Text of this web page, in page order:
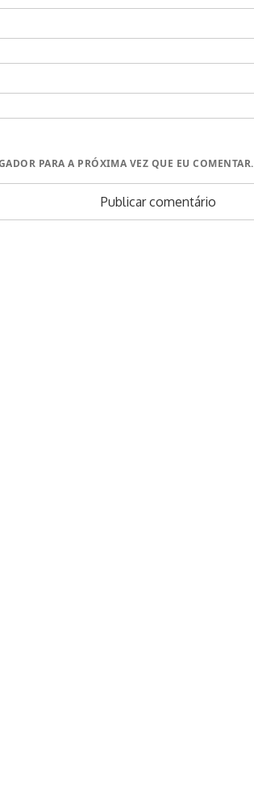
PARA A PRÓXIMA VEZ QUE EU COMENTAR.